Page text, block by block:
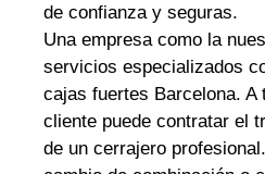
de confianza y seguras.
Una empresa como la
servicios especializados
cajas fuertes Barcelona. A
cliente puede contratar el
de un cerrajero